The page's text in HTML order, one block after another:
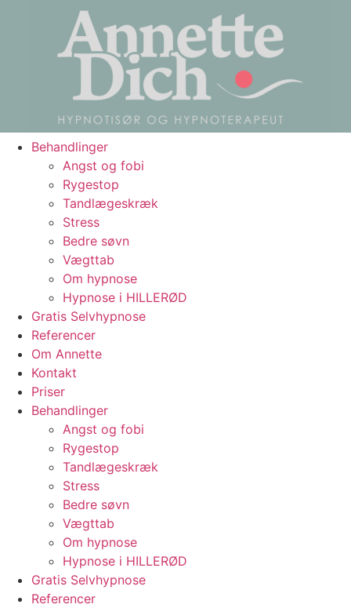
Behandlinger
Angst og fobi
Rygestop
Tandlægeskræk
Stress
Bedre søvn
Vægttab
Om hypnose
Hypnose i HILLERØD
Gratis Selvhypnose
Referencer
Om Annette
Kontakt
Priser
Behandlinger
Angst og fobi
Rygestop
Tandlægeskræk
Stress
Bedre søvn
Vægttab
Om hypnose
Hypnose i HILLERØD
Gratis Selvhypnose
Referencer